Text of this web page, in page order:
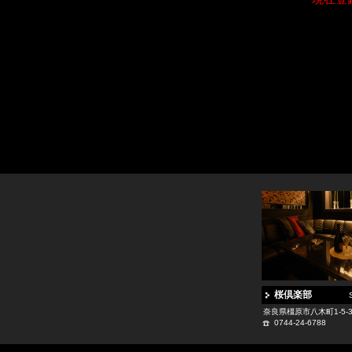
桜倶楽部
奈良県橿原市八木町1-5-
0744-24-6788